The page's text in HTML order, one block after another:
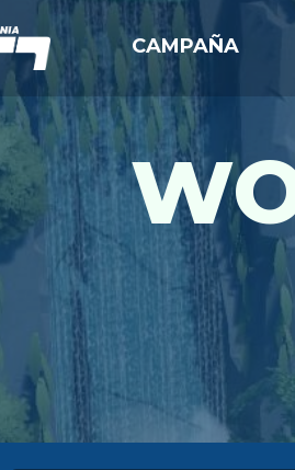
CAMPAÑA